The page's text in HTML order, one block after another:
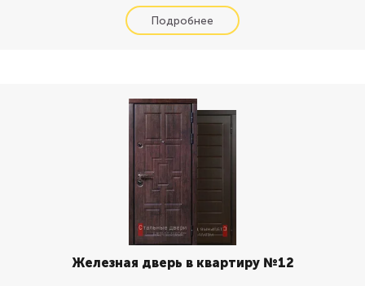
Железная дверь в квартиру №12